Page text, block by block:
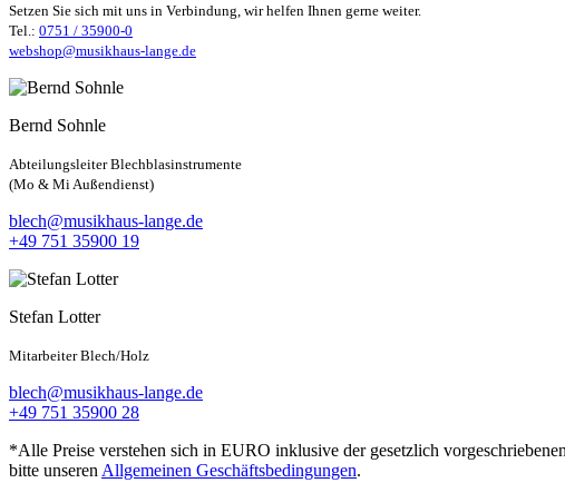
Setzen Sie sich mit uns in Verbindung, wir helfen Ihnen gerne weiter.
Tel.: 0751 / 35900-0
webshop@musikhaus-lange.de
Bernd Sohnle
Abteilungsleiter Blechblasinstrumente
(Mo & Mi Außendienst)
blech@musikhaus-lange.de
+49 751 35900 19
Stefan Lotter
Mitarbeiter Blech/Holz
blech@musikhaus-lange.de
+49 751 35900 28
*Alle Preise verstehen sich in EURO inklusive der gesetzlich
bitte unseren Allgemeinen Geschäftsbedingungen.